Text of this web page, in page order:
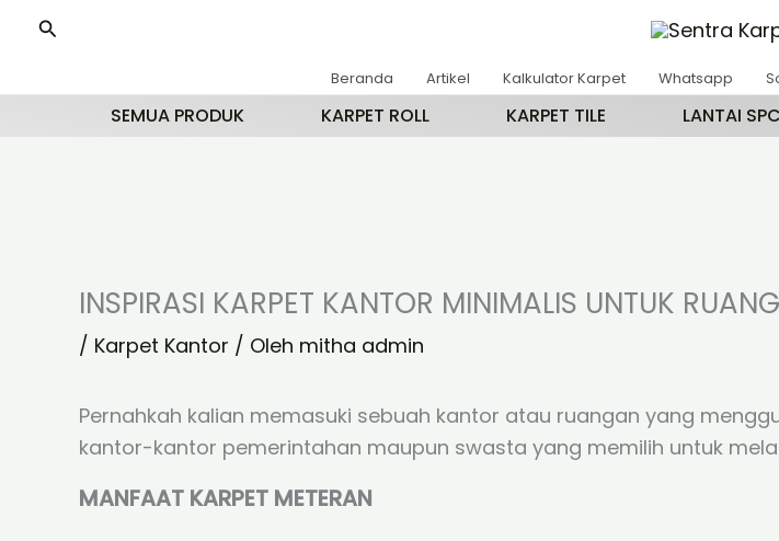
Lewati
Cari
Beranda Artikel Kalkulator Karpet Whatsapp
SEMUA PRODUK KARPET ROLL KARPET TILE LANTAI SPC
INSPIRASI KARPET KANTOR MINIMALIS UNTUK
/ Karpet Kantor / Oleh mitha admin
Pernahkah kalian memasuki sebuah kantor atau ruangan yang
kantor-kantor pemerintahan maupun swasta yang memilih untuk
MANFAAT KARPET METERAN